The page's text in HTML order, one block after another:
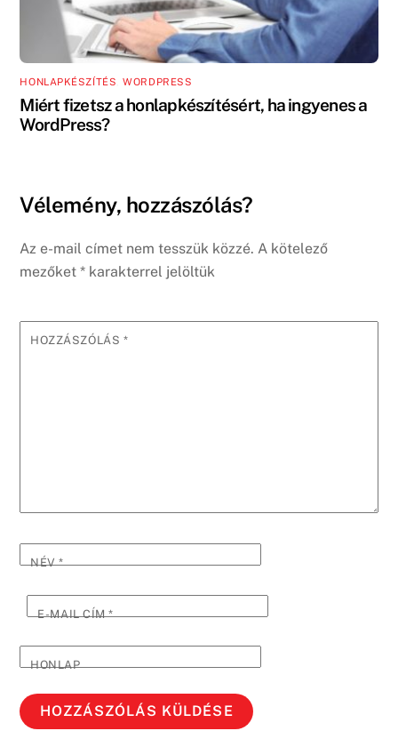
HONLAPKÉSZÍTÉS ,WORDPRESS
Miért fizetsz a honlapkészítésért, ha ingyenes a
WordPress?
Vélemény, hozzászólás?
Az e-mail címet nem tesszük közzé. A kötelező
mezőket* karakterrel jelöltük
HOZZÁSZÓLÁS *
NÉV*
E-MAIL CÍM*
HONLAP